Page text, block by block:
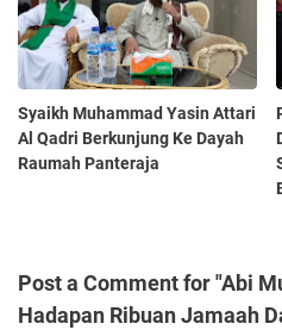
Syaikh Muhammad Yasin Attari
Al Qadri Berkunjung Ke Dayah
Raumah Panteraja
Post a Comment for "Abi
Hadapan Ribuan Jamaah